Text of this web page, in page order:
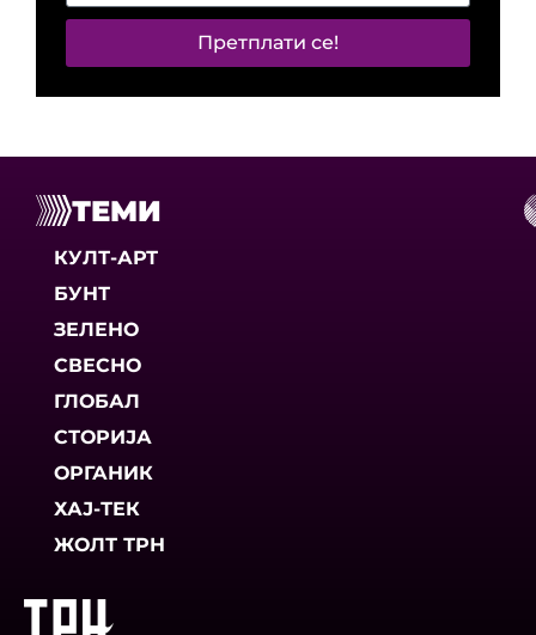
Претплати се!
ТЕМИ
КУЛТ-АРТ
БУНТ
ЗЕЛЕНО
СВЕСНО
ГЛОБАЛ
СТОРИЈА
ОРГАНИК
ХАЈ-ТЕК
ЖОЛТ ТРН